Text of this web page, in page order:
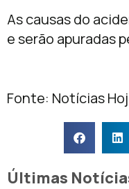
As causas do
e serão apuradas
Fonte: Notícias
Últimas